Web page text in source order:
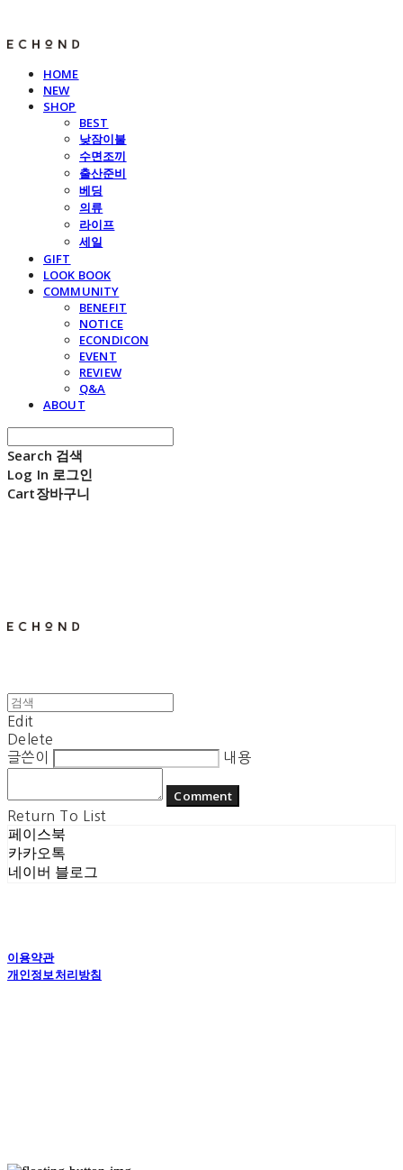
HOME
NEW
SHOP
BEST
낮잠이불
수면조끼
출산준비
베딩
의류
라이프
세일
GIFT
LOOK BOOK
COMMUNITY
BENEFIT
NOTICE
ECONDICON
EVENT
REVIEW
Q&A
ABOUT
Search 검색
Log In 로그인
Cart장바구니
Edit
Delete
글쓴이
내용
Comment
Return To List
페이스북
카카오톡
네이버 블로그
이용약관
개인정보처리방침